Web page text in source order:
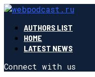
AUTHORS LIST
HOME
LATEST NEWS
Connect with us